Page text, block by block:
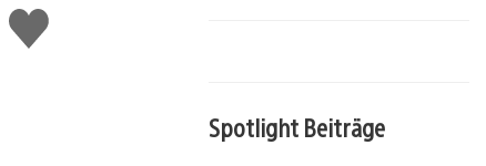
Gefällt
mir
Spotlight Beiträge